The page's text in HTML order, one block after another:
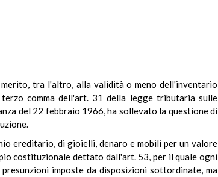
tra l'altro, alla validità o meno dell'inventario
comma dell'art. 31 della legge tributaria sulle
del 22 febbraio 1966, ha sollevato la questione di
ereditario, di gioielli, denaro e mobili per un valore
costituzionale dettato dall'art. 53, per il quale ogni
imposte da disposizioni sottordinate, ma